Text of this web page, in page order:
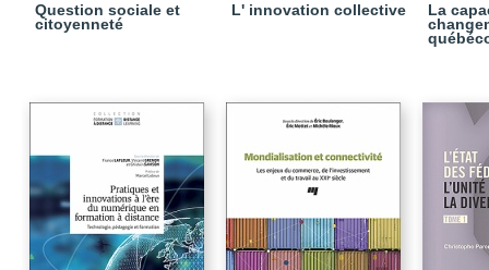
Question sociale et
citoyenneté
L' innovation collective
La